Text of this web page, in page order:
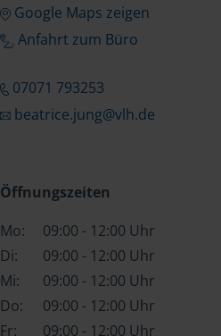
Google Maps zeigen
Anfahrt zum Büro
07071 793253
beatrice.jung@vlh.de
Öffnungszeiten
Mo:
09:00 - 12:00 Uhr
Di:
09:00 - 12:00 Uhr
Mi:
09:00 - 12:00 Uhr
Do:
09:00 - 12:00 Uhr
Fr:
09:00 - 12:00 Uhr